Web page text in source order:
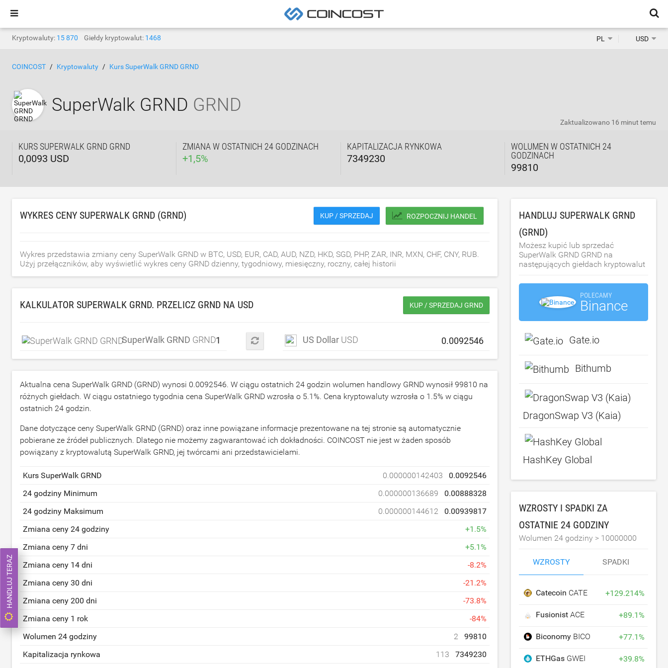
Kryptowaluty: 15 870 Giełdy kryptowalut: 1468 PL USD
COINCOST Kryptowaluty Kurs SuperWalk GRND GRND
SuperWalk GRND GRND
KURS SUPERWALK GRND GRND
0,0093 USD
ZMIANA W OSTATNICH 24 GODZINACH
+1,5%
KAPITALIZACJA RYNKOWA
7349230
WOLUMEN W OSTATNICH 24
GODZINACH
99810
Zaktualizowano 16 minut temu
WYKRES CENY SUPERWALK GRND (GRND) KUP / SPRZEDAJ ROZPOCZNIJ HANDEL
Wykres przedstawia zmiany ceny SuperWalk GRND w BTC, USD, EUR, CAD, AUD, NZD, HKD, SGD, PHP, ZAR, INR, MXN, CHF, CNY, RUB.
Użyj przełączników, aby wyświetlić wykres ceny GRND dzienny, tygodniowy, miesięczny, roczny, całej historii
KALKULATOR SUPERWALK GRND. PRZELICZ GRND NA USD KUP / SPRZEDAJ GRND
SuperWalk GRND GRND US Dollar USD
Aktualna cena SuperWalk GRND (GRND) wynosi 0.0092546. W ciągu ostatnich 24 godzin wolumen handlowy GRND wynosił 99810 na
różnych giełdach. W ciągu ostatniego tygodnia cena SuperWalk GRND wzrosła o 5.1%. Cena kryptowaluty wzrosła o 1.5% w ciągu
ostatnich 24 godzin.
Dane dotyczące ceny SuperWalk GRND (GRND) oraz inne powiązane informacje prezentowane na tej stronie są automatycznie
pobierane ze źródeł publicznych. Dlatego nie możemy zagwarantować ich dokładności. COINCOST nie jest w żaden sposób
powiązany z kryptowalutą SuperWalk GRND, jej twórcami ani przedstawicielami.
Kurs SuperWalk GRND 0.000000142403
0.0092546
24 godziny Minimum
0.000000136689
0.00888328
24 godziny Maksimum
0.000000144612
0.00939817
Zmiana ceny 24 godziny
+1.5%
Zmiana ceny 7 dni
+5.1%
Zmiana ceny 14 dni
-8.2%
Zmiana ceny 30 dni
-21.2%
Zmiana ceny 200 dni
-73.8%
Zmiana ceny 1 rok
-84%
Wolumen 24 godziny
2
99810
Kapitalizacja rynkowa
113
7349230
HANDLUJ SUPERWALK GRND
(GRND)
Możesz kupić lub sprzedać
SuperWalk GRND GRND na
następujących giełdach kryptowalut
POLECAMY
Binance
Gate.io
Bithumb
DragonSwap V3 (Kaia)
HashKey Global
WZROSTY I SPADKI ZA
OSTATNIE 24 GODZINY
Wolumen 24 godziny > 10000000
WZROSTY SPADKI
Catecoin CATE +129.214%
FusionistACE +89.1%
Biconomy BICO +77.1%
ETHGas GWEI +39.8%
HANDLUJ TERAZ